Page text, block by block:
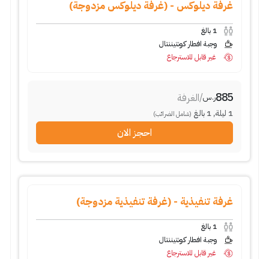
غرفة ديلوكس - (غرفة ديلوكس مزدوجة)
1 بالغ
وجبة افطار كونتيننتال
غير قابل للاسترجاع
885ر.س/الغرفة
1 ليلة,
1 بالغ (شامل الضرائب)
احجز الان
غرفة تنفيذية - (غرفة تنفيذية مزدوجة)
1 بالغ
وجبة افطار كونتيننتال
غير قابل للاسترجاع